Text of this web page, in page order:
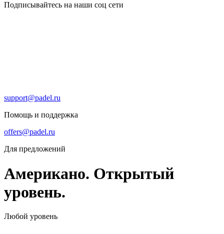
Подписывайтесь на наши соц сети
support@padel.ru
Помощь и поддержка
offers@padel.ru
Для предложений
Американо. Открытый
уровень.
Любой уровень